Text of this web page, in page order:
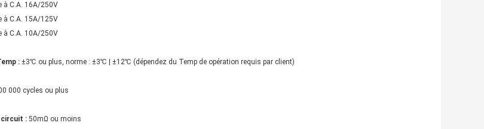
à C.A. 16A/250V
à C.A. 15A/125V
à C.A. 10A/250V
: ±3℃ ou plus, norme : ±3℃ | ±12℃ (dépendez du Temp de opération requis par client)
000 cycles ou plus
circuit : 50mΩ ou moins